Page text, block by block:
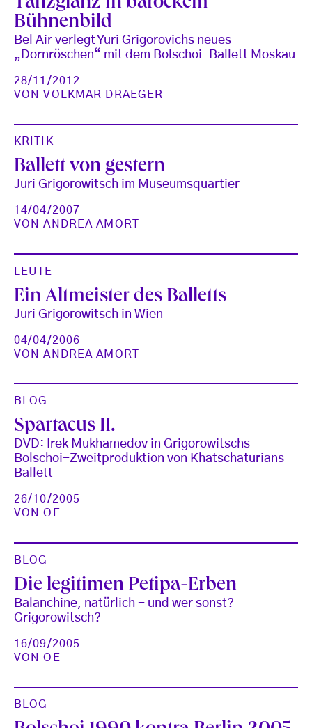
Bühnenbild
Bel Air verlegt Yuri Grigorovichs neues
„Dornröschen“ mit dem Bolschoi-Ballett Moskau
28/11/2012
VONVOLKMAR DRAEGER
KRITIK
Ballett von gestern
Juri Grigorowitsch im Museumsquartier
14/04/2007
VONANDREA AMORT
LEUTE
Ein Altmeister des Balletts
Juri Grigorowitsch in Wien
04/04/2006
VONANDREA AMORT
BLOG
Spartacus II.
DVD: Irek Mukhamedov in Grigorowitschs
Bolschoi-Zweitproduktion von Khatschaturians
Ballett
26/10/2005
VONOE
BLOG
Die legitimen Petipa-Erben
Balanchine, natürlich - und wer sonst?
Grigorowitsch?
16/09/2005
VONOE
BLOG